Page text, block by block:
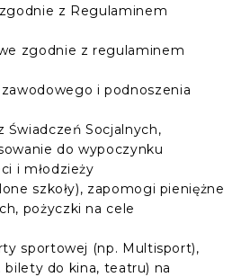
z Regulaminem
zgodnie z regulaminem
i podnoszenia
Świadczeń Socjalnych,
do wypoczynku
i młodzieży
szkoły), zapomogi pieniężne
pożyczki na cele
sportowej (np. Multisport),
do kina, teatru) na